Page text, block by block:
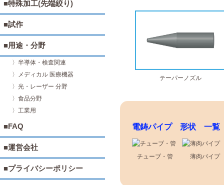
■特殊加工(先端絞り)
■試作
■用途・分野
〉半導体・検査関連
〉メディカル 医療機器
〉光・レーザー 分野
〉食品分野
〉工業用
■FAQ
■運営会社
■プライバシーポリシー
テーパーノズル
電鋳パイプ 形状 一覧
チューブ・管 薄肉パイプ